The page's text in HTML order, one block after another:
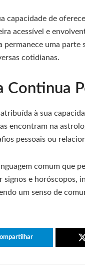
capacidade de
acessível e
permanece uma
cotidianas.
Continua
à sua
encontram na
pessoais ou
comum que
e horóscopos,
um senso de